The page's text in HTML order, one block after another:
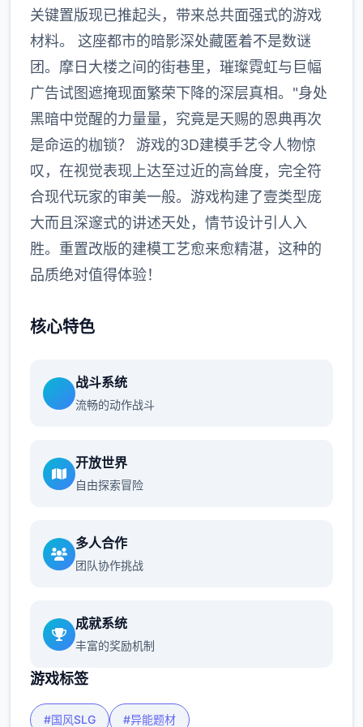
关键置版现已推起头，带来总共面强式的游戏
材料。 这座都市的暗影深处藏匿着不是数谜
团。摩日大楼之间的街巷里，璀璨霓虹与巨幅
广告试图遮掩现面繁荣下降的深层真相。"身处
黑暗中觉醒的力量量，究竟是天赐的恩典再次
是命运的枷锁？ 游戏的3D建模手艺令人物惊
叹，在视觉表现上达至过近的高耸度，完全符
合现代玩家的审美一般。游戏构建了壹类型庞
大而且深邃式的讲述天处，情节设计引人入
胜。重置改版的建模工艺愈来愈精湛，这种的
品质绝对值得体验！
核心特色
战斗系统
流畅的动作战斗
开放世界
自由探索冒险
多人合作
团队协作挑战
成就系统
丰富的奖励机制
游戏标签
#国风SLG #异能题材